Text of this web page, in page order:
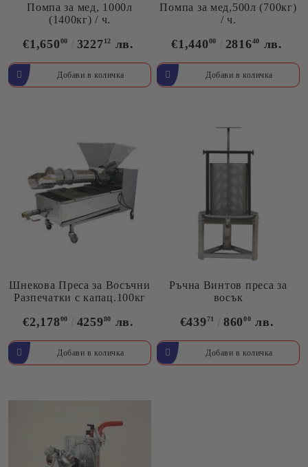
Помпа за мед, 1000л
(1400кг) / ч.
€1,65000 322712 лв.
Помпа за мед,500л (700кг)
/ ч.
€1,44000 281640 лв.
Шнекова Преса за Восъчни
Разпечатки с капац.100кг
€2,17800 425980 лв.
Ръчна Винтов преса за
восък
€43971 86000 лв.